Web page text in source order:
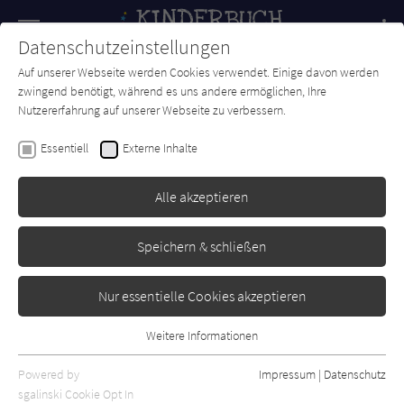
SUCHE Forum Charts Newsletter
Martin Baltscheit
Adam und Eva
Erschienen: Oktober 2021
Datenschutzeinstellungen
Auf unserer Webseite werden Cookies verwendet. Einige davon werden
zwingend benötigt, während es uns andere ermöglichen, Ihre
Nutzererfahrung auf unserer Webseite zu verbessern.
Essentiell Externe Inhalte
Alle akzeptieren
Speichern & schließen
Nur essentielle Cookies akzeptieren
Essentielle Cookies werden für grundlegende Funktionen der
Webseite benötigt. Dadurch ist gewährleistet, dass die Webseite
Weitere Informationen
Powered by
sgalinski Cookie Opt In
Impressum | Datenschutz